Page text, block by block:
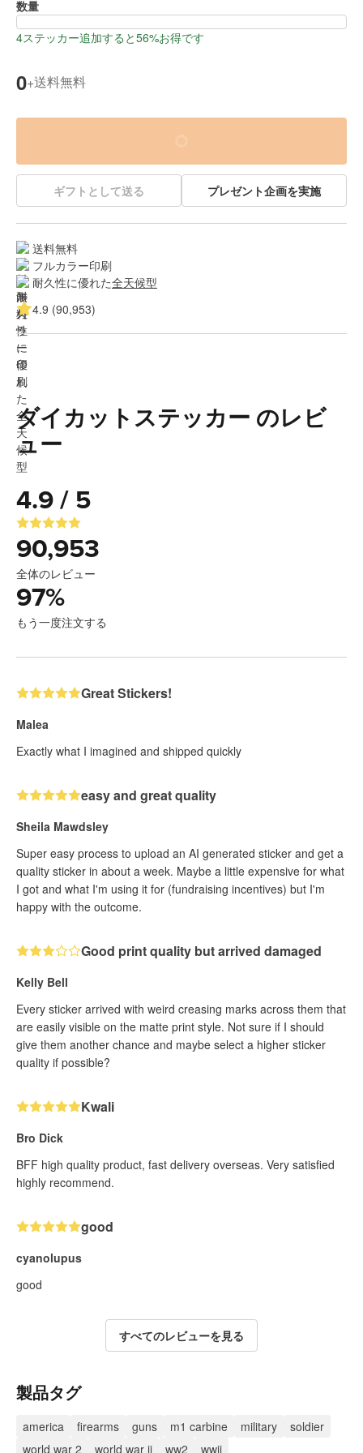
数量
4ステッカー追加すると56%お得です
0+送料無料
ギフトとして送る プレゼント企画を実施
送料無料
フルカラー印刷
耐久性に優れた全天候型
4.9 (90,953)
ダイカットステッカー のレビ
ュー
4.9 / 5
90,953
全体のレビュー
97%
もう一度注文する
Great Stickers!
Malea
Exactly what I imagined and shipped quickly
easy and great quality
Sheila Mawdsley
Super easy process to upload an AI generated sticker and get a
quality sticker in about a week. Maybe a little expensive for what
I got and what I'm using it for (fundraising incentives) but I'm
happy with the outcome.
Good print quality but arrived damaged
Kelly Bell
Every sticker arrived with weird creasing marks across them that
are easily visible on the matte print style. Not sure if I should
give them another chance and maybe select a higher sticker
quality if possible?
Kwali
Bro Dick
BFF high quality product, fast delivery overseas. Very satisfied
highly recommend.
good
cyanolupus
good
すべてのレビューを見る
製品タグ
america firearms guns m1 carbine military
soldier
world war 2
world war ii ww2 wwii